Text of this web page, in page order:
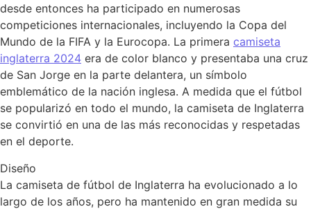
desde entonces ha participado en numerosas
competiciones internacionales, incluyendo la Copa del
Mundo de la FIFA y la Eurocopa. La primera camiseta
inglaterra 2024 era de color blanco y presentaba una cruz
de San Jorge en la parte delantera, un símbolo
emblemático de la nación inglesa. A medida que el fútbol
se popularizó en todo el mundo, la camiseta de Inglaterra
se convirtió en una de las más reconocidas y respetadas
en el deporte.
Diseño
La camiseta de fútbol de Inglaterra ha evolucionado a lo
largo de los años, pero ha mantenido en gran medida su